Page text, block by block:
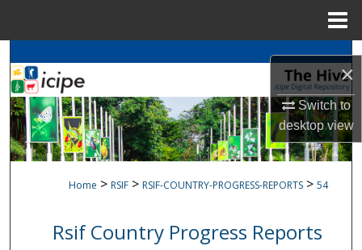
×
Switch to
desktopview
Search
BrowseicipeCollections
My Account
About
Digital Commons Network™
Home > RSIF > RSIF-COUNTRY-PROGRESS-REPORTS > 54
Rsif Country Progress Reports